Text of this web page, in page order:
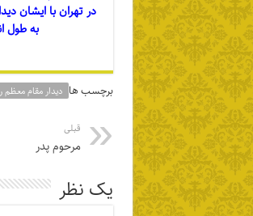
در تهران با ایشان
به طول
برچسب ها دیدار مقام
قبلی
مرحوم پدر
یک نظر